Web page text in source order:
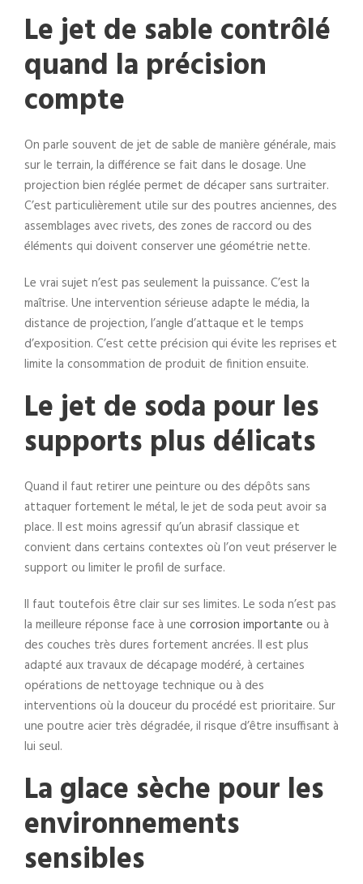
Le jet de sable contrôlé
quand la précision
compte
On parle souvent de jet de sable de manière générale, mais
sur le terrain, la différence se fait dans le dosage. Une
projection bien réglée permet de décaper sans surtraiter.
C’est particulièrement utile sur des poutres anciennes, des
assemblages avec rivets, des zones de raccord ou des
éléments qui doivent conserver une géométrie nette.
Le vrai sujet n’est pas seulement la puissance. C’est la
maîtrise. Une intervention sérieuse adapte le média, la
distance de projection, l’angle d’attaque et le temps
d’exposition. C’est cette précision qui évite les reprises et
limite la consommation de produit de finition ensuite.
Le jet de soda pour les
supports plus délicats
Quand il faut retirer une peinture ou des dépôts sans
attaquer fortement le métal, le jet de soda peut avoir sa
place. Il est moins agressif qu’un abrasif classique et
convient dans certains contextes où l’on veut préserver le
support ou limiter le profil de surface.
Il faut toutefois être clair sur ses limites. Le soda n’est pas
la meilleure réponse face à une corrosion importante ou à
des couches très dures fortement ancrées. Il est plus
adapté aux travaux de décapage modéré, à certaines
opérations de nettoyage technique ou à des
interventions où la douceur du procédé est prioritaire. Sur
une poutre acier très dégradée, il risque d’être insuffisant à
lui seul.
La glace sèche pour les
environnements
sensibles